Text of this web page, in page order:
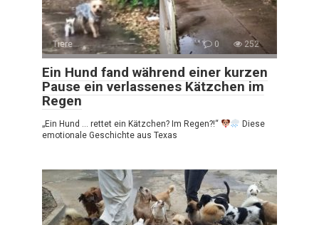
Tiere 0 252
Ein Hund fand während einer kurzen
Pause ein verlassenes Kätzchen im
Regen
„Ein Hund … rettet ein Kätzchen? Im Regen?!“
Diese
emotionale Geschichte aus Texas